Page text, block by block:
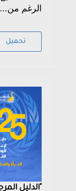
الرغم من...
تحميل
"الدليل